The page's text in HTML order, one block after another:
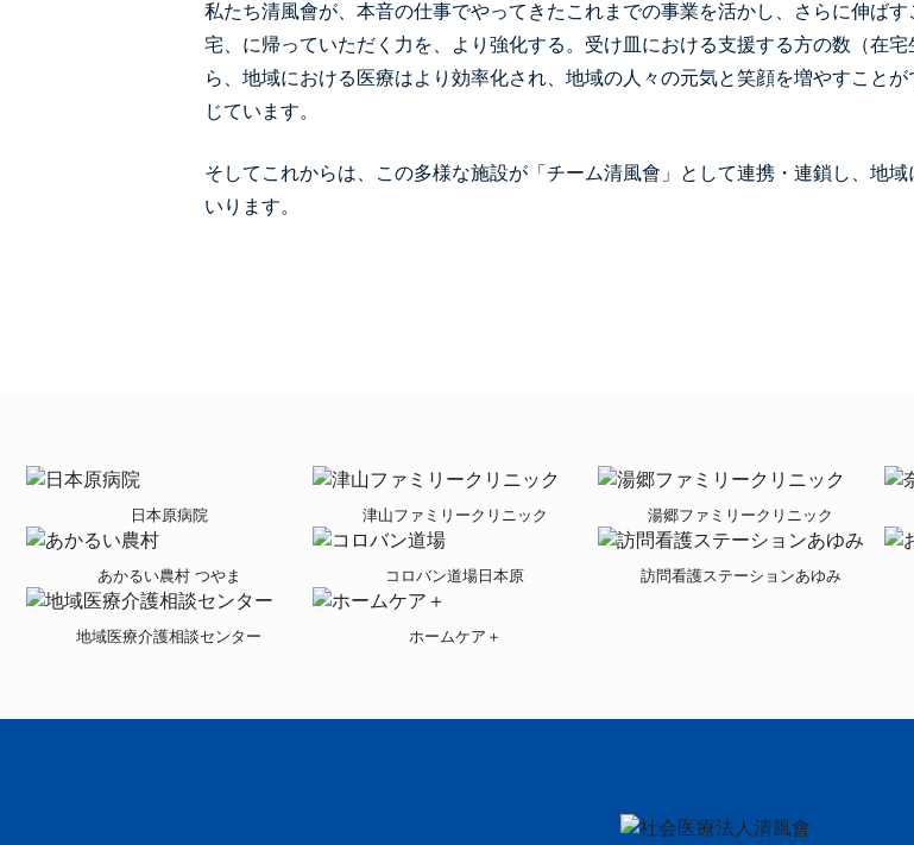
私たち清風會が、本音の仕事でやってきたこれまでの事業を活かし、さらに伸ば
宅、に帰っていただく力を、より強化する。受け皿における支援する方の数（在
ら、地域における医療はより効率化され、地域の人々の元気と笑顔を増やすこと
じています。
そしてこれからは、この多様な施設が「チーム清風會」として連携・連鎖し、地
いります。
日本原病院 津山ファミリークリニック 湯郷ファミリークリニック
あかるい農村 つやま コロバン道場日本原 訪問看護ステーションあゆみ
地域医療介護相談センター ホームケア＋